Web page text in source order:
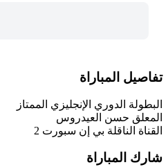
تفاصيل المباراة
البطولة الدوري الإنجليزي الممتاز
المعلق حسن العيدروس
القناة الناقلة بي إن سبورت 2
شارك المباراة